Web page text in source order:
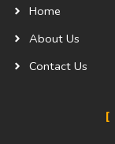
Home
About Us
Contact Us